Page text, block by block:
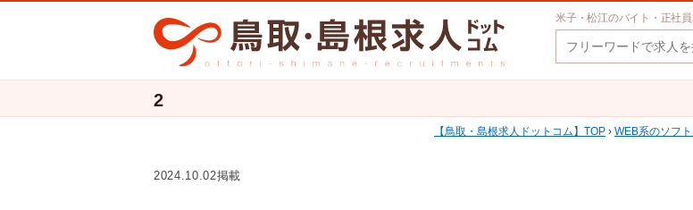
米子・松江のバイト・正社
2
鳥取・島根求人ドットコム TOP › WEB系のソフ
2024.10.02掲載